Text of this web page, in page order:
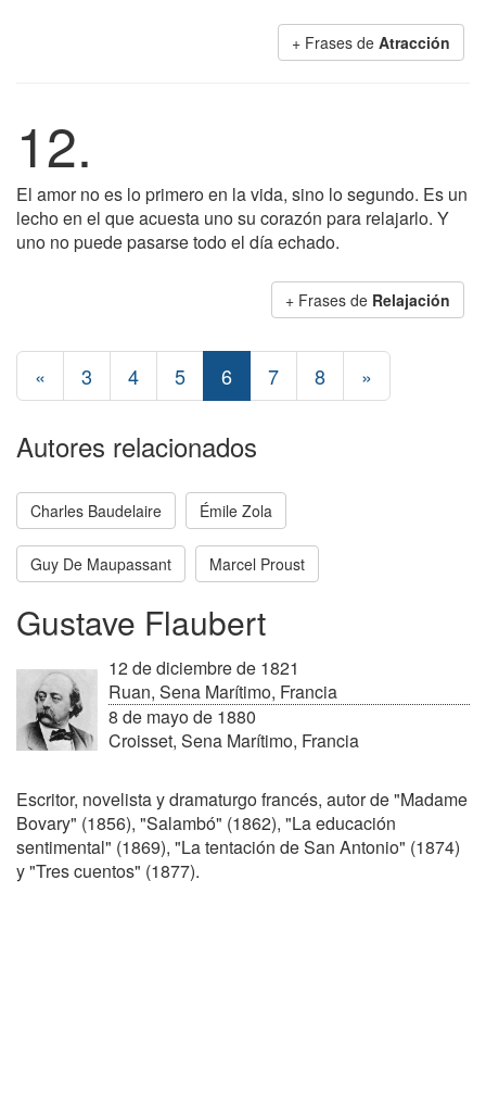
+ Frases de Atracción
12.
El amor no es lo primero en la vida, sino lo segundo. Es un
lecho en el que acuesta uno su corazón para relajarlo. Y
uno no puede pasarse todo el día echado.
+ Frases de Relajación
« 3 4 5 6 7 8 »
Autores relacionados
Charles Baudelaire Émile Zola
Guy De Maupassant Marcel Proust
Gustave Flaubert
12 de diciembre de 1821
Ruan, Sena Marítimo, Francia
8 de mayo de 1880
Croisset, Sena Marítimo, Francia
Escritor, novelista y dramaturgo francés, autor de "Madame
Bovary" (1856), "Salambó" (1862), "La educación
sentimental" (1869), "La tentación de San Antonio" (1874)
y "Tres cuentos" (1877).